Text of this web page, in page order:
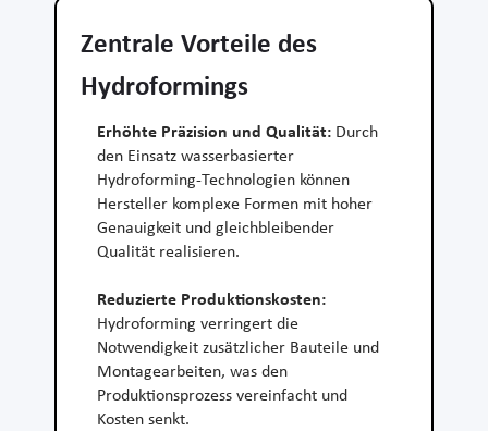
Zentrale Vorteile des
Hydroformings
Erhöhte Präzision und Qualität: Durch
den Einsatz wasserbasierter
Hydroforming-Technologien können
Hersteller komplexe Formen mit hoher
Genauigkeit und gleichbleibender
Qualität realisieren.
Reduzierte Produktionskosten:
Hydroforming verringert die
Notwendigkeit zusätzlicher Bauteile und
Montagearbeiten, was den
Produktionsprozess vereinfacht und
Kosten senkt.